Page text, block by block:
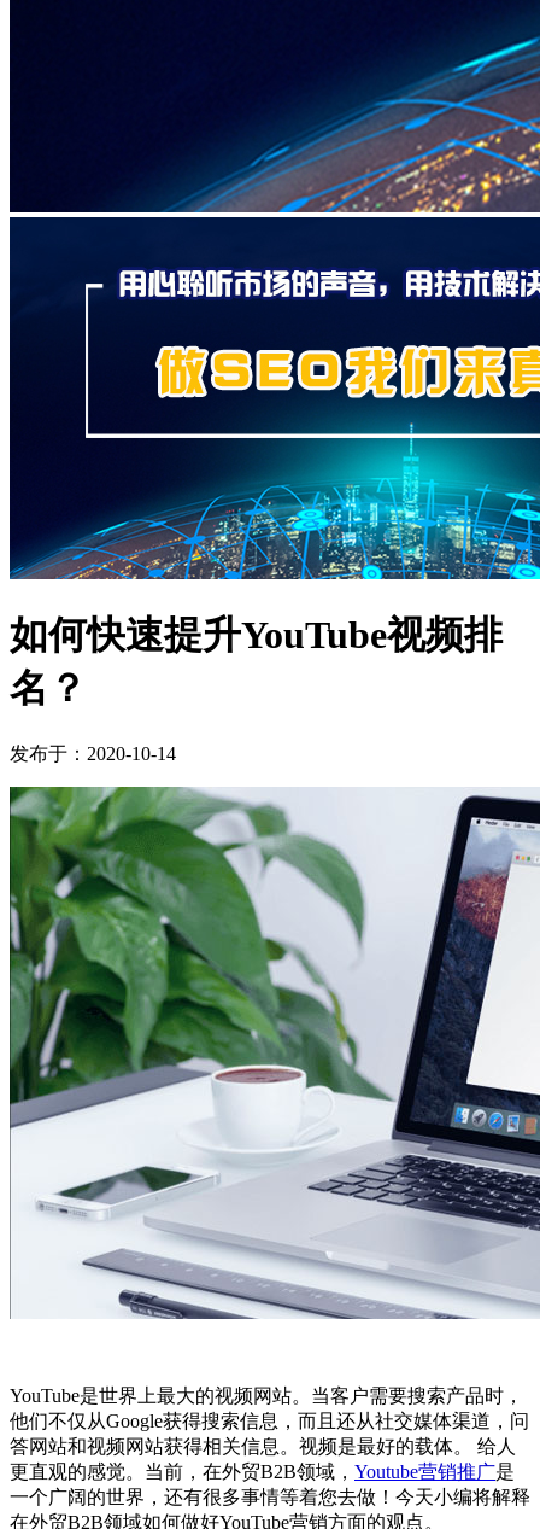
如何快速提升YouTube视频排
名？
发布于：2020-10-14
YouTube是世界上最大的视频网站。当客户需要搜索产品时，
他们不仅从Google获得搜索信息，而且还从社交媒体渠道，问
答网站和视频网站获得相关信息。视频是最好的载体。 给人
更直观的感觉。当前，在外贸B2B领域， Youtube营销推广是
一个广阔的世界，还有很多事情等着您去做！今天小编将解释
在外贸B2B领域如何做好YouTube营销方面的观点。